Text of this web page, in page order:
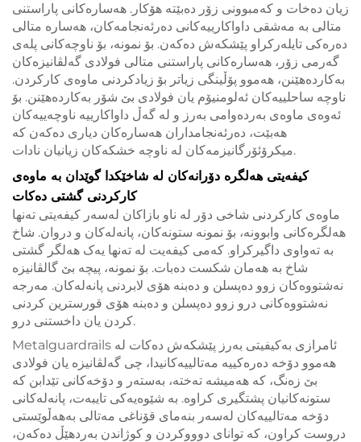
زیان دەخات و کەمبوونی زۆر دەبێتە هۆکار. هەسارەکانی پاراستنی
متالی بە مەشقی داواکارییەکانی دەرئەنجامەکان، هەسارە متالی
دەرەکی تایلەرکراو پێشکەش دەکەن. بۆ نمونە، بۆ ناوچەکانی پلەی
گەرمی زۆر، هەسارەکانی پاراستنی متالی فولادی گەلڤانیزەکان
بەکاردەهێنن، هەموو پۆڵینگی زیاتر بۆ زیادکردنی ماوەی کارکردن.
ناوچە ساحلییەکان ئەلومنیۆم یان فولادی بێ شۆر بەکاردەهێنن. بۆ
ئەوەی ماوەی بەردەوامی بەرز و لە گەڵ داواکارییە ناوچەییەکان
هەبێت، دەرئەنجامداران هەسارەکان دیاری دەکەن کە
میکرۆئۆرگانیزمەکان لە ناوچە خشکەکان زیانیان نادات.
کیفەیتی هەلگرە دۆرانەکان لە شاخێکدا گوێدان بە ماوەی
کارکردنی گشتی دەکات
ماوەی کارکردنی شاخی دۆر لە ناو بازاکان لەسەر کیفەیتی تەنها
هەلگرەکانی وابوونه، بۆ نمونە ستونەکان، پانەلەکان و دروان. شاخ
بە تەواوی داگیرکراو. کەمی کیفەیت لە تەنها یەک هەلگر گشتی
شاخ بە هەمان شکست دەبات. بۆ نمونە، پیچە بێ گالڤانیزە
نەشتووەکان زوو دەپسلن و دەبنە هۆی لابردنی پانەلەکان. مەرجە
نەشتووەکانی درو زوو دەپسلن و دەبنە هۆی قورسترین کردنی
کردن یان داخستنی درو.
Metalguardrails ئامرازی بەکیفیتی بەرز پێشکەش دەکات لە
هەموو دۆخە دەرەکییە مەتالییەکانیدا، چی گەلڤانیزە یان فولادی
بێ زەنگ، کە هەمیشە تەختە، بەستەر و دۆخەکانی تێدابن کە
ستونەکانیان پشتگیری کراوە. بە شێوەیەکی تایبەت، پانەلەکانی
دۆخە مەتالییەکان لەسەر بنەماى قۆناغی مەتالی بەهەڵوێستی
دروست کراون، کە توانای دوووکردن و کوژاندن بەردهێڵ دەکەن،